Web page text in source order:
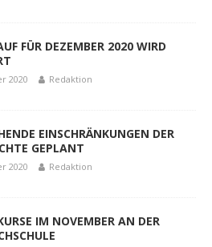
FÜR DEZEMBER 2020 WIRD
2020 Redaktion
EINSCHRÄNKUNGEN DER
GEPLANT
2020 Redaktion
IM NOVEMBER AN DER